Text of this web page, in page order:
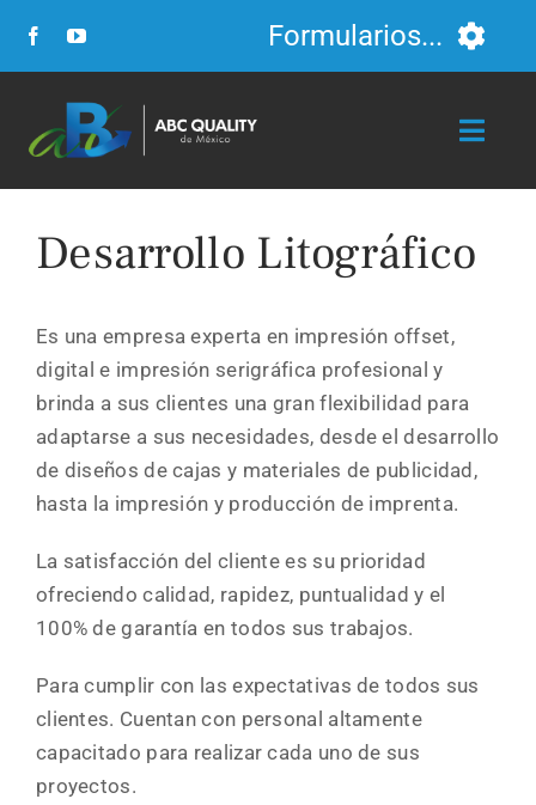
Formularios...
Formulario FSC
Formulario para Cursos
Formulario para Auditorias
Curriculum
Nosotros
Blog
Desarrollo Litográfico
Es una empresa experta en impresión offset,
digital e impresión serigráfica profesional y
brinda a sus clientes una gran flexibilidad para
adaptarse a sus necesidades, desde el desarrollo
de diseños de cajas y materiales de publicidad,
hasta la impresión y producción de imprenta.
La satisfacción del cliente es su prioridad
ofreciendo calidad, rapidez, puntualidad y el
100% de garantía en todos sus trabajos.
Para cumplir con las expectativas de todos sus
clientes. Cuentan con personal altamente
capacitado para realizar cada uno de sus
proyectos.